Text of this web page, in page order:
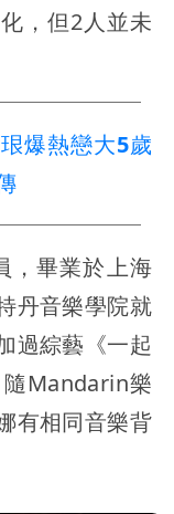
，但2人並未
爆熱戀大5歲
，畢業於上海
丹音樂學院就
過綜藝《一起
Mandarin樂
有相同音樂背